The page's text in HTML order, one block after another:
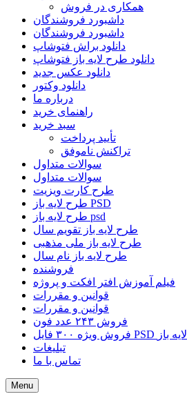
همکاری در فروش
داشبورد فروشندگان
داشبورد فروشندگان
دانلود براش فتوشاپ
دانلود طرح لایه باز فتوشاپ
دانلود عکس جدید
دانلود وکتور
درباره ما
راهنمای خرید
سبد خرید
تأیید پرداخت
تراکنش ناموفق
سوالات متداول
سوالات متداول
طرح کارت ویزیت
طرح لایه باز PSD
طرح لایه باز psd
طرح لایه باز تقویم سال
طرح لایه باز ملی مذهبی
طرح لایه باز نام سال
فروشنده
فیلم آموزش افتر افکت و پروژه
قوانین و مقررات
قوانین و مقررات
فروش ۲۴۳ عدد فون
فروش ویژه ۳۰۰ فایل PSD لایه باز
تبلیغات
تماس با ما
Menu